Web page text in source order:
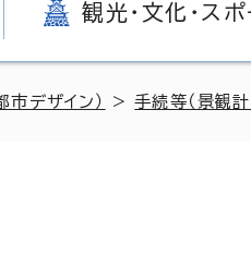
観光・文化・ス
市デザイン） >手続等（景観計